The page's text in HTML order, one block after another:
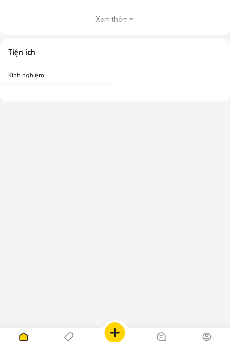
Xem thêm
Tiện ích
Kinh nghiệm